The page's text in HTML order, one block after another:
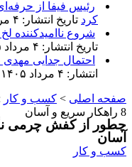
رئیس فیفا از
کرد تاریخ انتشار: ۴ مرداد ۱۴۰۵
شروع ناامیدکننده
تاریخ انتشار: ۴ مرداد ۱۴۰۵
احتمال جدایی
انتشار: ۴ مرداد ۱۴۰۵
صفحه اصلی > کسب و کار
8 راهکار سریع و آسان
آسان
کسب و کار